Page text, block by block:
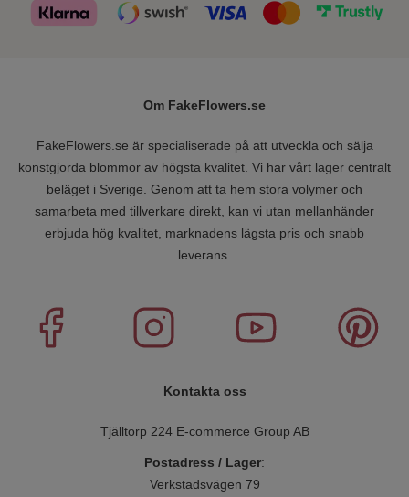
Om FakeFlowers.se
FakeFlowers.se är specialiserade på att utveckla och sälja
konstgjorda blommor av högsta kvalitet. Vi har vårt lager centralt
beläget i Sverige. Genom att ta hem stora volymer och
samarbeta med tillverkare direkt, kan vi utan mellanhänder
erbjuda hög kvalitet, marknadens lägsta pris och snabb
leverans.
Kontakta oss
Tjälltorp 224 E-commerce Group AB
Postadress / Lager:
Verkstadsvägen 79